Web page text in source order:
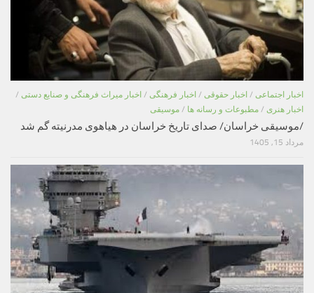
اخبار اجتماعی / اخبار حقوقی / اخبار فرهنگی / اخبار میراث فرهنگی و صنایع دستی /
اخبار هنری / مطبوعات و رسانه ها / موسیقی
/موسیقی خراسان/ صدای تاریخ خراسان در هیاهوی مدرنیته گم شد
مرداد 15, 1405